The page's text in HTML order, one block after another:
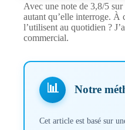
Avec une note de 3,8/5
autant qu’elle interroge. À
l’utilisent au quotidien ?
commercial.
📊 Notre
Cet article est basé sur